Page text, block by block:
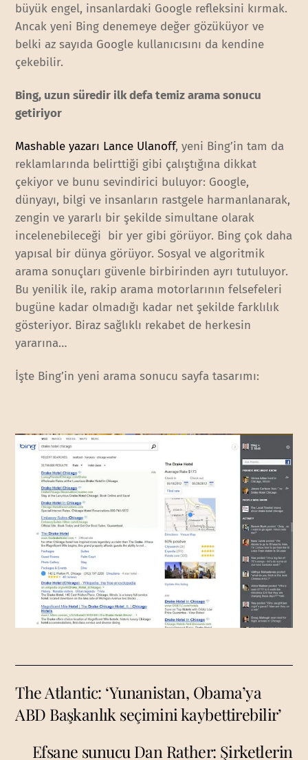
büyük engel, insanlardaki Google refleksini kırmak.
Ancak yeni Bing denemeye değer gözüküyor ve
belki az sayıda Google kullanıcısını da kendine
çekebilir.
Bing, uzun süredir ilk defa temiz arama sonucu
getiriyor
Mashable yazarı Lance Ulanoff, yeni Bing’in tam da
reklamlarında belirttiği gibi çalıştığına dikkat
çekiyor ve bunu sevindirici buluyor: Google,
dünyayı, bilgi ve insanların rastgele harmanlanarak,
zengin ve yararlı bir şekilde simultane olarak
incelenebileceği bir yer gibi görüyor. Bing çok daha
yapısal bir dünya görüyor. Sosyal ve algoritmik
arama sonuçları güvenle birbirinden ayrı tutuluyor.
Bu yenilik ile, rakip arama motorlarının felsefeleri
bugüne kadar olmadığı kadar net şekilde farklılık
gösteriyor. Biraz sağlıklı rekabet de herkesin
yararına…
İşte Bing’in yeni arama sonucu sayfa tasarımı:
The Atlantic: ‘Yunanistan, Obama’ya
ABD Başkanlık seçimini kaybettirebilir’
Efsane sunucu Dan Rather: Şirketlerin